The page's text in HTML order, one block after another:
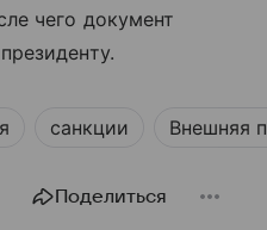
чего документ
санкции Внешняя
Поделиться